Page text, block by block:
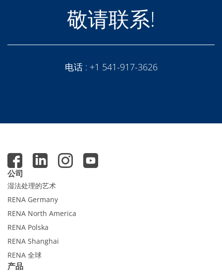
敬请联系!
电话 : +1 541-917-3626
公司
湿法处理的艺术
RENA Germany
RENA North America
RENA Polska
RENA Shanghai
RENA 全球
产品